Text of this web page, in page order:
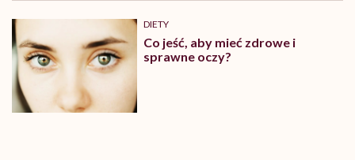
DIETY
Co jeść, aby mieć zdrowe i
sprawne oczy?